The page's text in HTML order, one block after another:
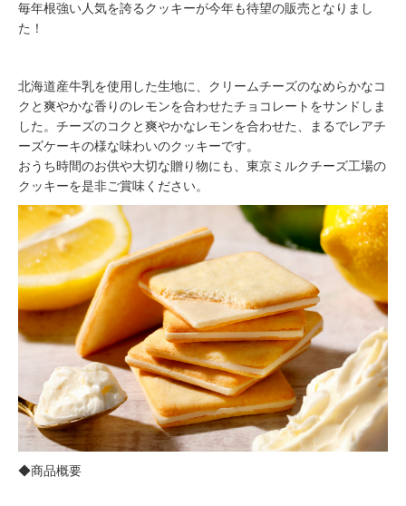
毎年根強い人気を誇るクッキーが今年も待望の販売となりまし
た！
北海道産牛乳を使用した生地に、クリームチーズのなめらかなコ
クと爽やかな香りのレモンを合わせたチョコレートをサンドしま
した。チーズのコクと爽やかなレモンを合わせた、まるでレアチ
ーズケーキの様な味わいのクッキーです。
おうち時間のお供や大切な贈り物にも、東京ミルクチーズ工場の
クッキーを是非ご賞味ください。
◆商品概要